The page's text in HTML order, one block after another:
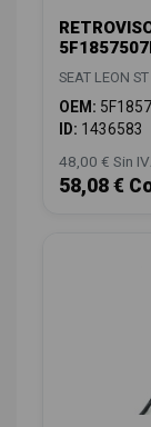
SEAT LEON
OEM:
ID: 1436583
48,00 € Sin
58,08 €